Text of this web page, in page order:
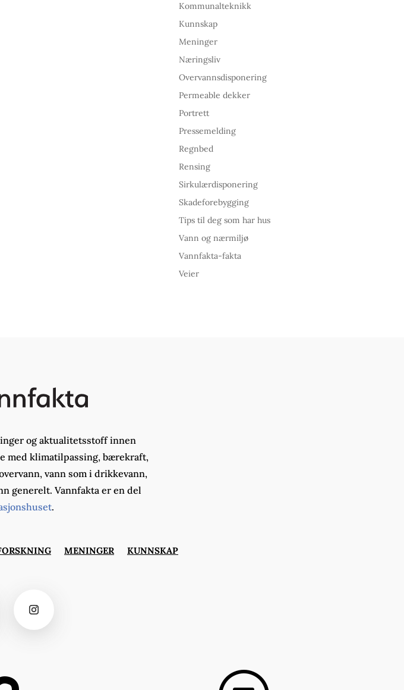
Kommunalteknikk
Kunnskap
Meninger
Næringsliv
Overvannsdisponering
Permeable dekker
Portrett
Pressemelding
Regnbed
Rensing
Sirkulærdisponering
Skadeforebygging
Tips til deg som har hus
Vann og nærmiljø
Vannfakta-fakta
Veier
og aktualitetsstoff innen
med klimatilpassing, bærekraft,
vann som i drikkevann,
generelt. Vannfakta er en del
.
MENINGER KUNNSKAP